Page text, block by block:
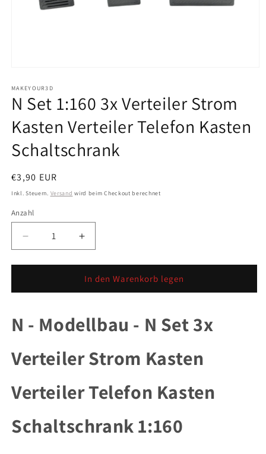
in
Modal
öffnen
MAKEYOUR3D
N Set 1:160 3x Verteiler Strom
Kasten Verteiler Telefon Kasten
Schaltschrank
Normaler
Preis
€3,90 EUR
Inkl. Steuern. Versand wird beim Checkout berechnet
Anzahl
Anzahl
Verringere
die
Menge
N
1:160
3x
Strom
Kasten
Telefon
Kasten
Erhöhe
die
Menge
für
N
1:160
3x
Strom
Kasten
Telefon
Kasten
In den Warenkorb legen
N - Modellbau - N Set 3x
Verteiler Strom Kasten
Verteiler Telefon Kasten
Schaltschrank 1:160